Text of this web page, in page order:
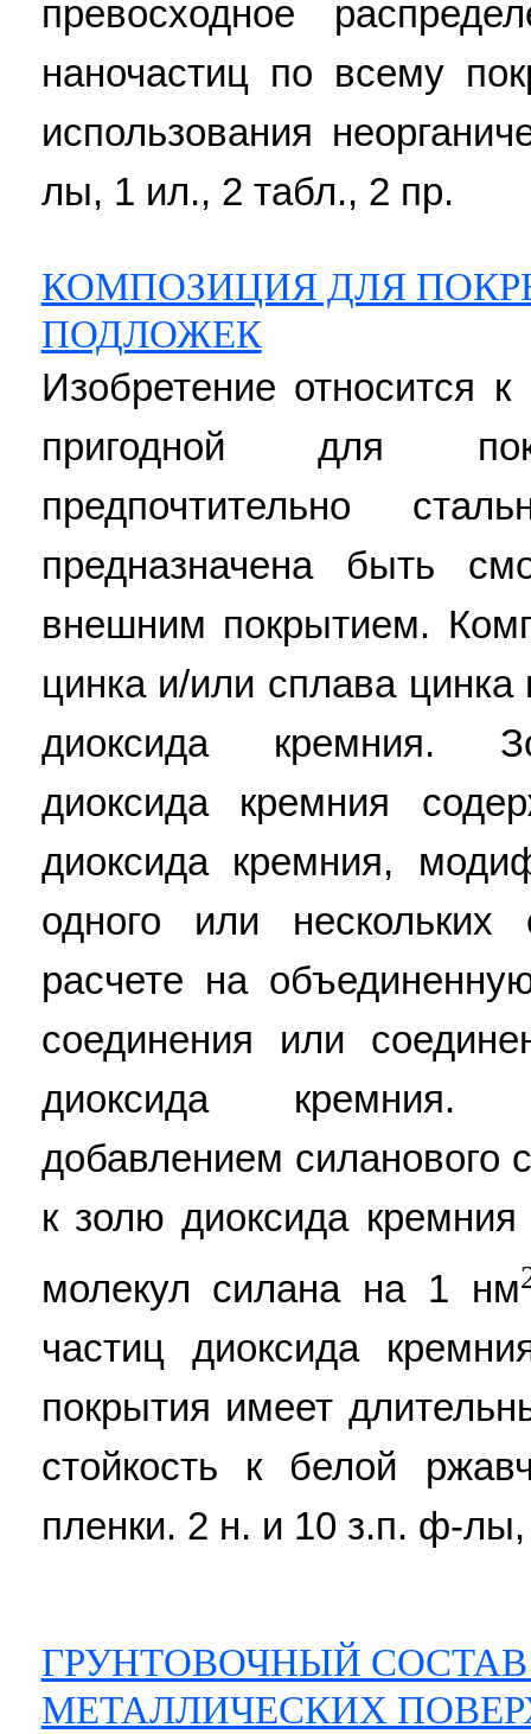
превосходное
наночастиц по всему
использования
лы, 1 ил., 2 табл., 2 пр.
КОМПОЗИЦИЯ ДЛЯ
ПОДЛОЖЕК
Изобретение относится
пригодной для
предпочтительно
предназначена быть
внешним покрытием.
цинка и/или сплава
диоксида кремния.
диоксида кремния
диоксида кремния,
одного или
расчете на
соединения или
диоксида кремния.
добавлением силанового
к золю диоксида
молекул силана на 1 нм
частиц диоксида
покрытия имеет
стойкость к белой
пленки. 2 н. и 10 з.п. ф-
ГРУНТОВОЧНЫЙ
МЕТАЛЛИЧЕСКИХ